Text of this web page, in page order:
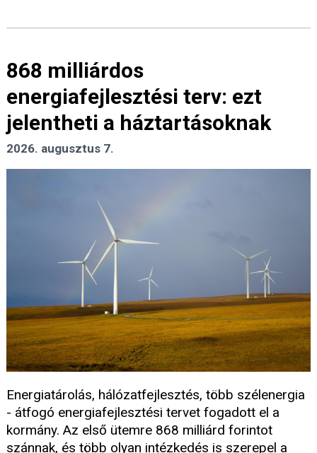
868 milliárdos
energiafejlesztési terv: ezt
jelentheti a háztartásoknak
2026. augusztus 7.
Energiatárolás, hálózatfejlesztés, több szélenergia
- átfogó energiafejlesztési tervet fogadott el a
kormány. Az első ütemre 868 milliárd forintot
szánnak, és több olyan intézkedés is szerepel a